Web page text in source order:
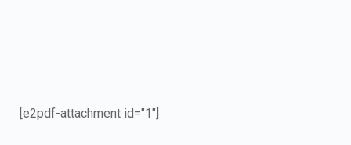
[e2pdf-attachment id="1"]